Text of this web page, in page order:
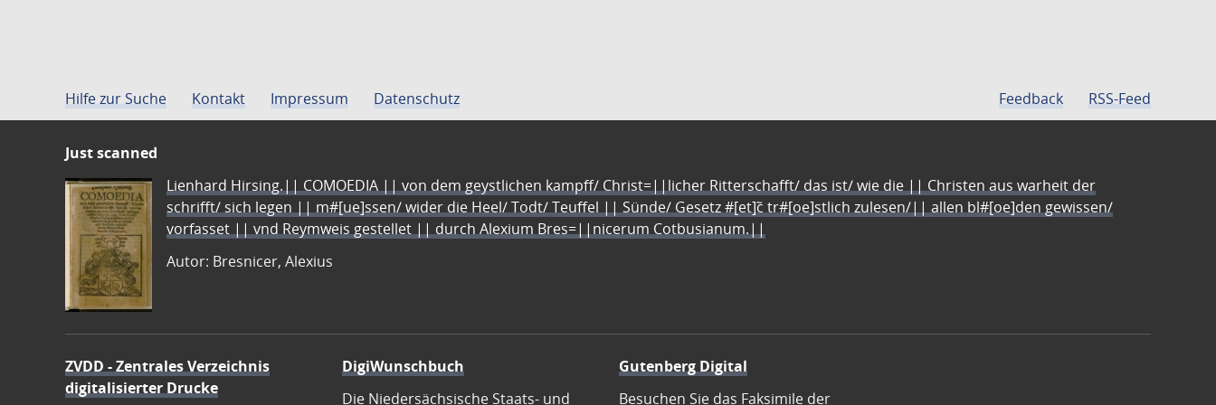
Hilfe zur Suche Kontakt Impressum Datenschutz Feedback RSS-Feed
Just scanned
Lienhard Hirsing.|| COMOEDIA || von dem geystlichen kampff/ Christ=||licher Ritterschafft/ das ist/ wie die || Christen aus warheit der
schrifft/ sich legen || m#[ue]ssen/ wider die Heel/ Todt/ Teuffel || Sünde/ Gesetz #[et]c̃ tr#[oe]stlich zulesen/|| allen bl#[oe]den gewissen/
vorfasset || vnd Reymweis gestellet || durch Alexium Bres=||nicerum Cotbusianum.||
Autor: Bresnicer, Alexius
ZVDD - Zentrales Verzeichnis
digitalisierter Drucke
DigiWunschbuch
Die Niedersächsische Staats- und
Gutenberg Digital
Besuchen Sie das Faksimile der